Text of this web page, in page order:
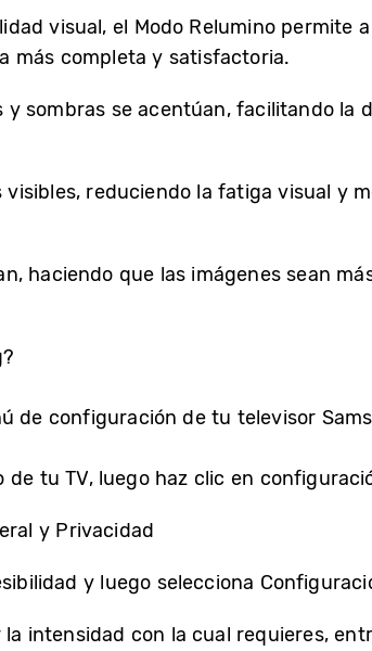
visual, el Modo Relumino permite
más completa y satisfactoria.
sombras se acentúan, facilitando la
reduciendo la fatiga visual y
haciendo que las imágenes sean
de configuración de tu televisor
tu TV, luego haz clic en
y Privacidad
y luego selecciona
intensidad con la cual requieres,